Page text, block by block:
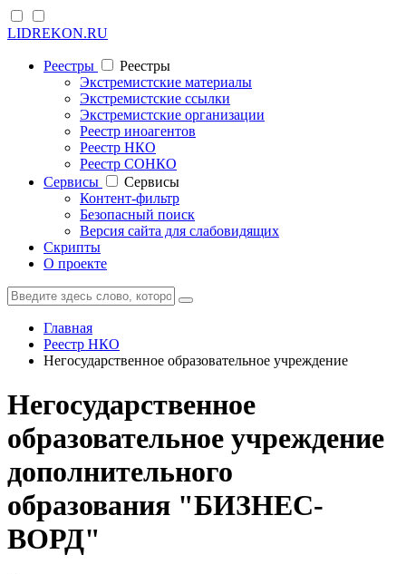
LIDREKON.RU
Реестры
Реестры
Экстремистские материалы
Экстремистские ссылки
Экстремистские организации
Реестр иноагентов
Реестр НКО
Реестр СОНКО
Cервисы
Cервисы
Контент-фильтр
Безопасный поиск
Версия сайта для слабовидящих
Скрипты
О проекте
Главная
Реестр НКО
Негосударственное образовательное учреждение
Негосударственное
образовательное учреждение
дополнительного
образования "БИЗНЕС-
ВОРД"